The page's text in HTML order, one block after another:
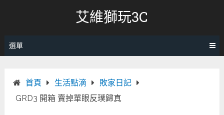
艾維獅玩3C
選單
首頁 生活點滴
敗家日記
GRD3 開箱 賣掉單眼反璞歸真